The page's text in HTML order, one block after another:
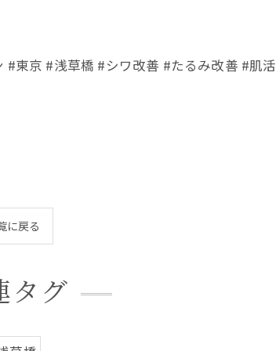
東京 #浅草橋 #シワ改善 #たるみ改善 #肌活
に戻る
タグ